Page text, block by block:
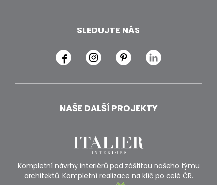
SLEDUJTE NÁS
NAŠE DALŠÍ PROJEKTY
Kompletní návrhy interiérů pod záštitou našeho týmu
architektů. Kompletní realizace na klíč po celé ČR.